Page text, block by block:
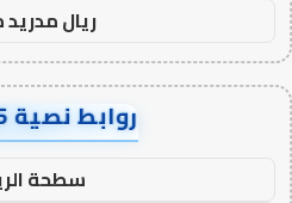
ريال مدريد
روابط نصية AA89545
سطحة